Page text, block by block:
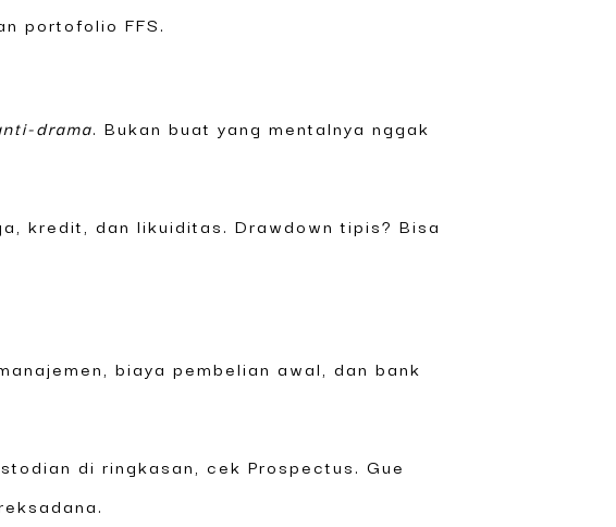
portofolio FFS.
drama. Bukan buat yang mentalnya nggak
kredit, dan likuiditas. Drawdown tipis? Bisa
biaya pembelian awal, dan bank
di ringkasan, cek Prospectus. Gue